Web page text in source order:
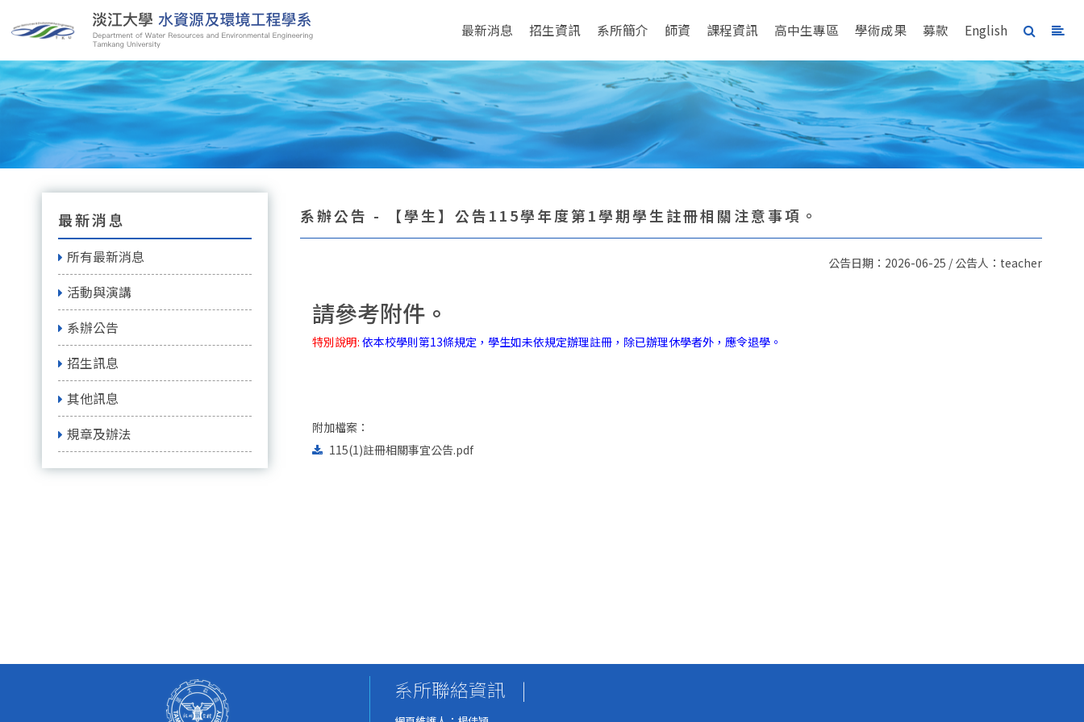
最新消息 招生資訊 系所簡介 師資 課程資訊 高中生專區 學術成果 募款 English
最新消息
所有最新消息
活動與演講
系辦公告
招生訊息
其他訊息
規章及辦法
系辦公告 - 【學生】公告115學年度第1學期學生註冊相關注意事項。
公告日期：2026-06-25 / 公告人：teacher
請參考附件。
特別說明: 依本校學則第13條規定，學生如未依規定辦理註冊，除已辦理休學者外，應令退學。
附加檔案：
115(1)註冊相關事宜公告.pdf
系所聯絡資訊 |